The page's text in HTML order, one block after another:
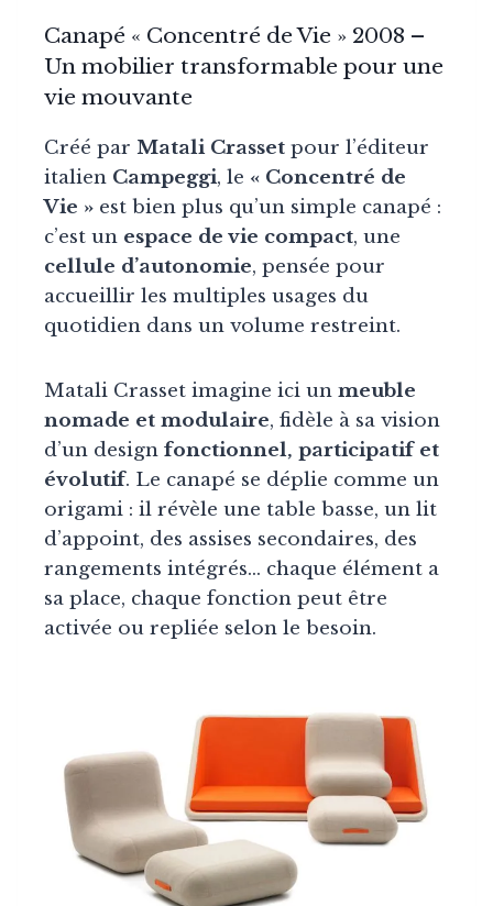
Canapé « Concentré de Vie » 2008 –
Un mobilier transformable pour une
vie mouvante
Créé par Matali Crasset pour l’éditeur
italien Campeggi, le « Concentré de
Vie » est bien plus qu’un simple canapé :
c’est un espace de vie compact, une
cellule d’autonomie, pensée pour
accueillir les multiples usages du
quotidien dans un volume restreint.
Matali Crasset imagine ici un meuble
nomade et modulaire, fidèle à sa vision
d’un design fonctionnel, participatif et
évolutif. Le canapé se déplie comme un
origami : il révèle une table basse, un lit
d’appoint, des assises secondaires, des
rangements intégrés… chaque élément a
sa place, chaque fonction peut être
activée ou repliée selon le besoin.